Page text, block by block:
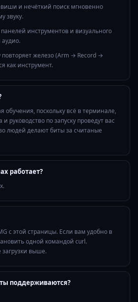
и нечёткий поиск мгновенно
звуку.
инструментов и визуального
повторяет железо (Arm → Record →
как инструмент.
обучения, поскольку всё в терминале,
руководство по запуску проведут вас
людей делают биты за считаные
работает?
с этой страницы. Если вам удобно в
одной командой curl.
выше.
поддерживаются?